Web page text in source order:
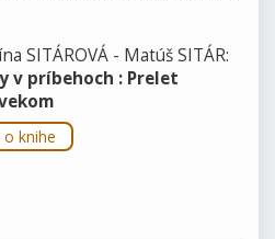
SITÁROVÁ - Matúš SITÁR:
v príbehoch : Prelet
o knihe